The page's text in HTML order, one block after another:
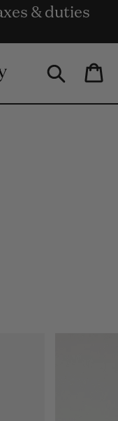
135 €.
& duties
with
Bag